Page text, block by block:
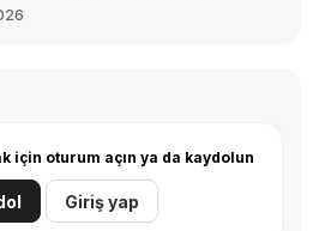
için oturum açın ya da kaydolun
Giriş yap